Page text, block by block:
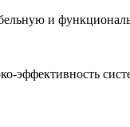
и
эффективность